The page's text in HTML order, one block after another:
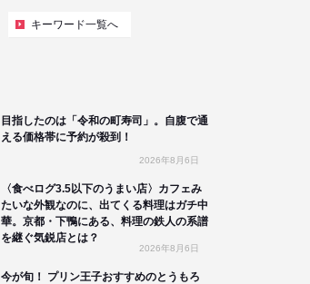
キーワード一覧へ
目指したのは「令和の町寿司」。自腹で通
える価格帯に予約が殺到！
2026年8月6日
〈食べログ3.5以下のうまい店〉カフェみ
たいな外観なのに、出てくる料理はガチ中
華。京都・下鴨にある、料理の鉄人の系譜
を継ぐ気鋭店とは？
2026年8月6日
今が旬！ プリン王子おすすめのとうもろ